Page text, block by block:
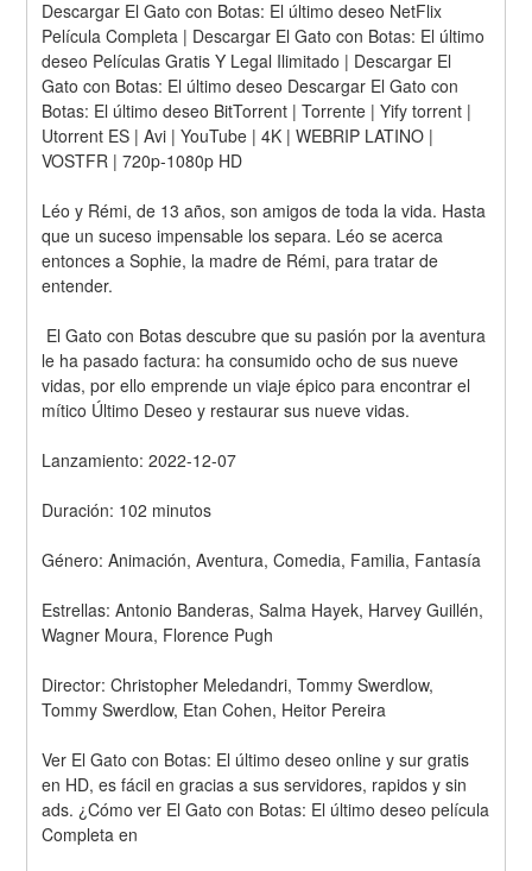
Descargar El Gato con Botas: El último deseo NetFlix
Película Completa | Descargar El Gato con Botas: El último
deseo Películas Gratis Y Legal Ilimitado | Descargar El
Gato con Botas: El último deseo Descargar El Gato con
Botas: El último deseo BitTorrent | Torrente | Yify torrent |
Utorrent ES | Avi | YouTube | 4K | WEBRIP LATINO |
VOSTFR | 720p-1080p HD
Léo y Rémi, de 13 años, son amigos de toda la vida. Hasta
que un suceso impensable los separa. Léo se acerca
entonces a Sophie, la madre de Rémi, para tratar de
entender.
le ha pasado factura: ha consumido ocho de sus nueve
vidas, por ello emprende un viaje épico para encontrar el
mítico Último Deseo y restaurar sus nueve vidas.
Lanzamiento: 2022-12-07
Duración: 102 minutos
Género: Animación, Aventura, Comedia, Familia, Fantasía
Estrellas: Antonio Banderas, Salma Hayek, Harvey Guillén,
Wagner Moura, Florence Pugh
Director: Christopher Meledandri, Tommy Swerdlow,
Tommy Swerdlow, Etan Cohen, Heitor Pereira
Ver El Gato con Botas: El último deseo online y sur gratis
en HD, es fácil en gracias a sus servidores, rapidos y sin
ads. ¿Cómo ver El Gato con Botas: El último deseo película
Completa en